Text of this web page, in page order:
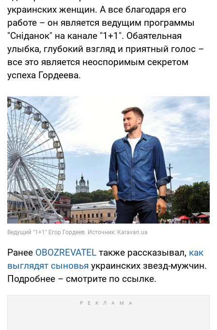
украинских женщин. А все благодаря его
работе – он является ведущим программы
"Сніданок" на канале "1+1". Обаятельная
улыбка, глубокий взгляд и приятный голос –
все это является неоспоримым секретом
успеха Гордеева.
Ранее OBOZREVATEL также рассказывал, как
выглядят сыновья украинских звезд-мужчин.
Подробнее – смотрите по ссылке.